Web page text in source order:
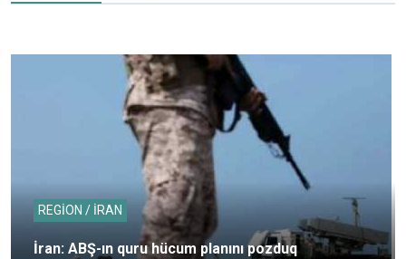
REGİON / İRAN
İran: ABŞ-ın quru hücum planını pozduq